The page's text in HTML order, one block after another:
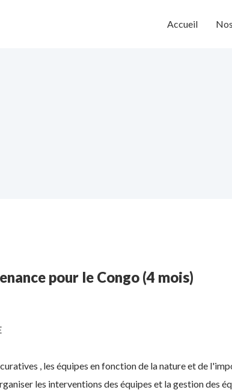
Accueil
pour le Congo (4 mois)
, les équipes en fonction de la nature et de
les interventions des équipes et la gestion des